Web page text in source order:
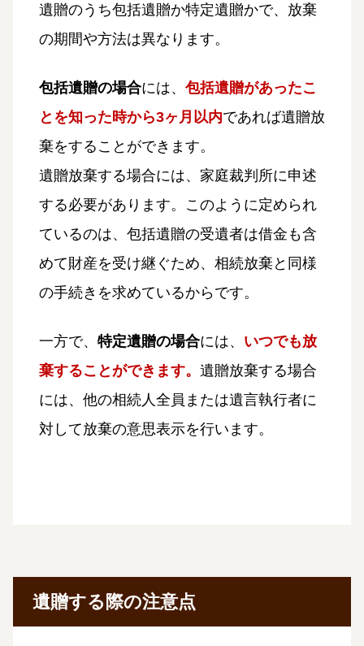
遺贈のうち包括遺贈か特定遺贈かで、放棄
の期間や方法は異なります。
包括遺贈の場合には、 包括遺贈があったこ
とを知った時から3ヶ月以内であれば遺贈放
棄をすることができます。
遺贈放棄する場合には、家庭裁判所に申述
する必要があります。このように定められ
ているのは、包括遺贈の受遺者は借金も含
めて財産を受け継ぐため、相続放棄と同様
の手続きを求めているからです。
一方で、 特定遺贈の場合には、 いつでも放
棄することができます。 遺贈放棄する場合
には、他の相続人全員または遺言執行者に
対して放棄の意思表示を行います。
遺贈する際の注意点